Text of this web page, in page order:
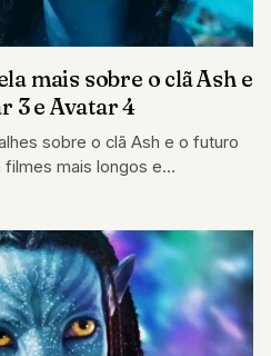
mais sobre o clã Ash e
3 e Avatar 4
sobre o clã Ash e o futuro
filmes mais longos e…